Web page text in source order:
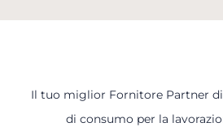
Il tuo miglior Fornitore Partner
di consumo per la
Scopri tutti i servizi che ti